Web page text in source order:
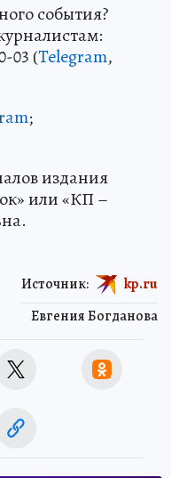
события?
03 (Telegram,
;
издания
или «КП –
Евгения Богданова
Источник: kp.ru